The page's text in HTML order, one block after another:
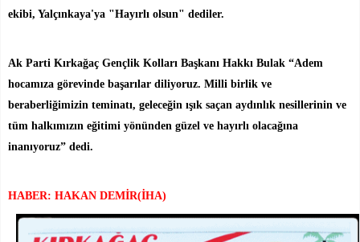
ekibi, Yalçınkaya'ya "Hayırlı olsun" dediler.
Ak Parti Kırkağaç Gençlik Kolları Başkanı Hakkı Bulak “Adem
hocamıza görevinde başarılar diliyoruz. Milli birlik ve
beraberliğimizin teminatı, geleceğin ışık saçan aydınlık nesillerinin ve
tüm halkımızın eğitimi yönünden güzel ve hayırlı olacağına
inanıyoruz” dedi.
HABER: HAKAN DEMİR(İHA)